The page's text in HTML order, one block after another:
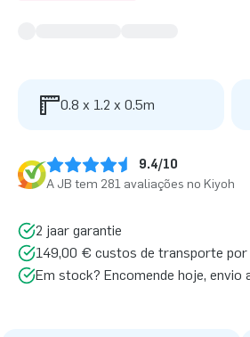
0.8 x 1.2 x 0.5m
9.4/10
A JB tem 281 avaliações no Kiyoh
2 jaar garantie
149,00 € custos de transporte por
Em stock? Encomende hoje, envio